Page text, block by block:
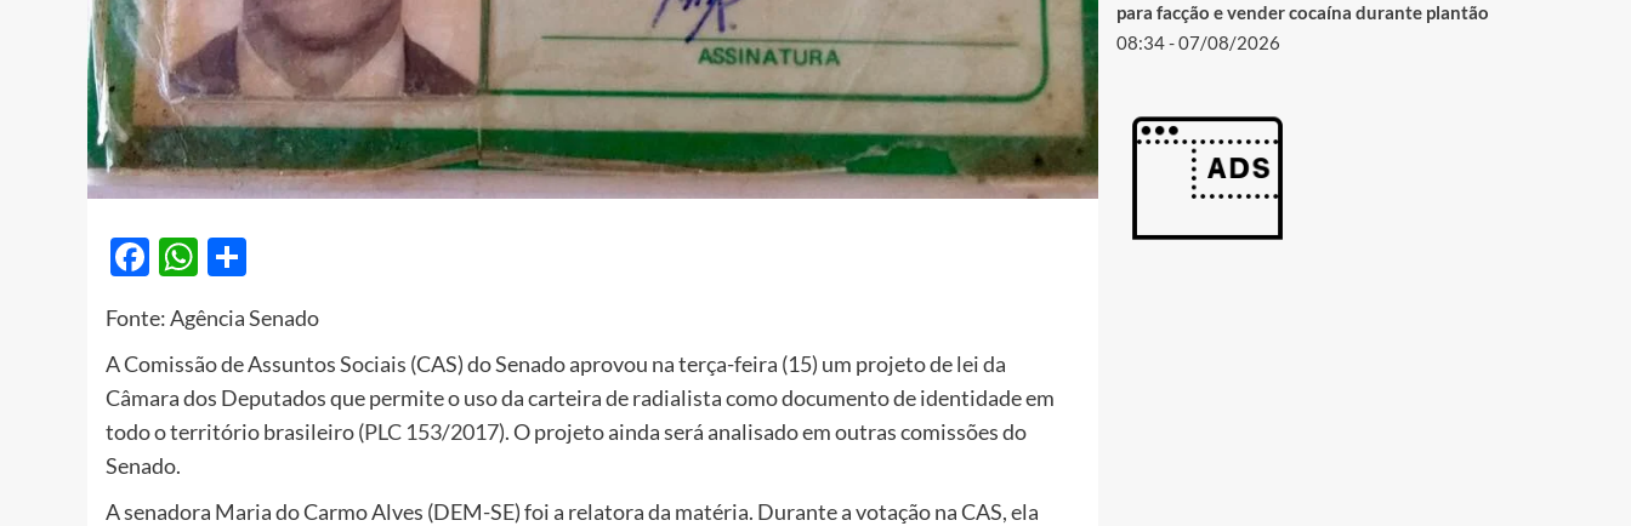
Facebook
WhatsApp
Fonte: Agência Senado
A Comissão de Assuntos Sociais (CAS) do Senado aprovou na terça-feira (15) um projeto de lei da
Câmara dos Deputados que permite o uso da carteira de radialista como documento de identidade em
todo o território brasileiro (PLC 153/2017). O projeto ainda será analisado em outras comissões do
Senado.
A senadora Maria do Carmo Alves (DEM-SE) foi a relatora da matéria. Durante a votação na CAS, ela
para facção e vender cocaína durante plantão
08:34 - 07/08/2026